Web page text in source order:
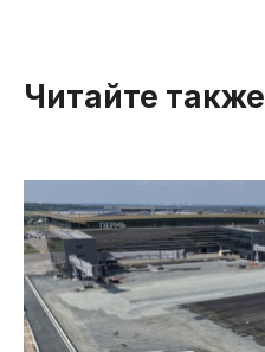
Читайте также